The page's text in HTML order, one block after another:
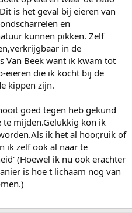
is het geval bij eieren van
en
kunnen pikken. Zelf
in de
Van Beek want ik kwam tot
eieren die ik kocht bij de
kippen zijn.
goed tegen heb gekund
mijden.Gelukkig kon ik
ik het al hoor,ruik of
ik zelf ook al naar te
(Hoewel ik nu ook erachter
is hoe t lichaam nog van